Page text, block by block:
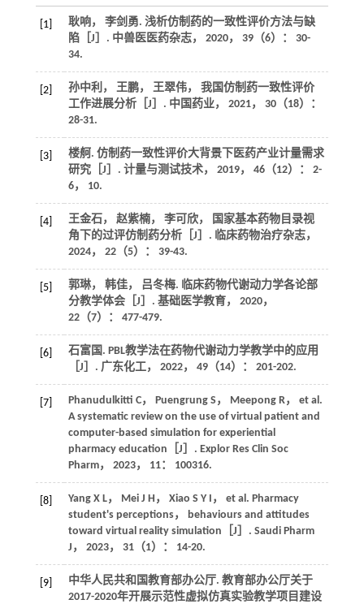
[1]
耿响， 李剑勇. 浅析仿制药的一致性评价方法与缺
陷［J］. 中兽医医药杂志， 2020， 39（6）： 30-
34.
[2]
孙中利， 王鹏， 王翠伟， 我国仿制药一致性评价
工作进展分析［J］. 中国药业， 2021， 30（18）：
28-31.
[3]
楼舸. 仿制药一致性评价大背景下医药产业计量需求
研究［J］. 计量与测试技术， 2019， 46（12）： 2-
6， 10.
[4]
王金石， 赵紫楠， 李可欣， 国家基本药物目录视
角下的过评仿制药分析［J］. 临床药物治疗杂志，
2024， 22（5）： 39-43.
[5]
郭琳， 韩佳， 吕冬梅. 临床药物代谢动力学各论部
分教学体会［J］. 基础医学教育， 2020，
22（7）： 477-479.
[6]
石富国. PBL教学法在药物代谢动力学教学中的应用
［J］. 广东化工， 2022， 49（14）： 201-202.
[7] Phanudulkitti C， Puengrung S ， Meepong R， et al.
A systematic review on the use of virtual patient and
computer-based simulation for experiential
pharmacy education［J］. Explor Res Clin Soc
Pharm， 2023， 11： 100316.
[8] Yang X L， Mei J H ， Xiao S Y I ， et al. Pharmacy
student's perceptions， behaviours and attitudes
toward virtual reality simulation［J］. Saudi Pharm
J ， 2023， 31（1）： 14-20.
[9]
中华人民共和国教育部办公厅. 教育部办公厅关于
2017-2020年开展示范性虚拟仿真实验教学项目建设